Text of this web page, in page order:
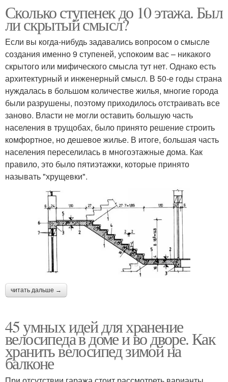
Сколько ступенек до 10 этажа. Был
ли скрытый смысл?
Если вы когда-нибудь задавались вопросом о смысле
создания именно 9 ступеней, успокоим вас – никакого
скрытого или мифического смысла тут нет. Однако есть
архитектурный и инженерный смысл. В 50-е годы страна
нуждалась в большом количестве жилья, многие города
были разрушены, поэтому приходилось отстраивать все
заново. Власти не могли оставить большую часть
населения в трущобах, было принято решение строить
комфортное, но дешевое жилье. В итоге, большая часть
населения переселилась в многоэтажные дома. Как
правило, это было пятиэтажки, которые принято
называть "хрущевки".
читать дальше →
45 умных идей для хранение
велосипеда в доме и во дворе. Как
хранить велосипед зимой на
балконе